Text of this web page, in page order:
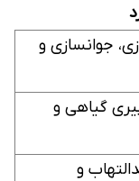
جوانسازی و
گیاهی و
و